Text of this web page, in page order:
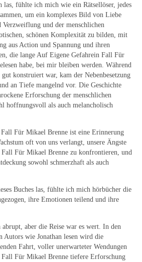
las, fühlte ich mich wie ein Rätsellöser, jedes
um ein komplexes Bild von Liebe
und der menschlichen
schönen Komplexität zu bilden, mit
aus Action und Spannung und ihren
die lange Auf Eigene Gefahrein Fall Für
habe, bei mir bleiben werden. Während
konstruiert war, kam der Nebenbesetzung
an Tiefe mangelnd vor. Die Geschichte
Erforschung der menschlichen
hoffnungsvoll als auch melancholisch
Für Mikael Brenne ist eine Erinnerung
oft von uns verlangt, unsere Ängste
Für Mikael Brenne zu konfrontieren, und
sowohl schmerzhaft als auch
Buches las, fühlte ich mich hörbücher die
ihre Emotionen teilend und ihre
abrupt, aber die Reise war es wert. In den
Autors wie Jonathan lesen wird die
Fahrt, voller unerwarteter Wendungen
Für Mikael Brenne tiefere Erforschung